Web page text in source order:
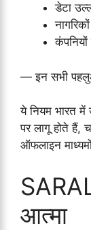
डेटा
कंपनियों
— इन सभी
ये नियम भारत
पर लागू होते हैं,
ऑफलाइन माध्यमों
आत्मा